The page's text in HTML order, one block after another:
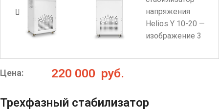
Цена: 220 000 руб.
Трехфазный стабилизатор